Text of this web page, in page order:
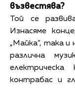
възвестява?
Той се
Изнасяме
„Майка“, така и
различна
контрабас и